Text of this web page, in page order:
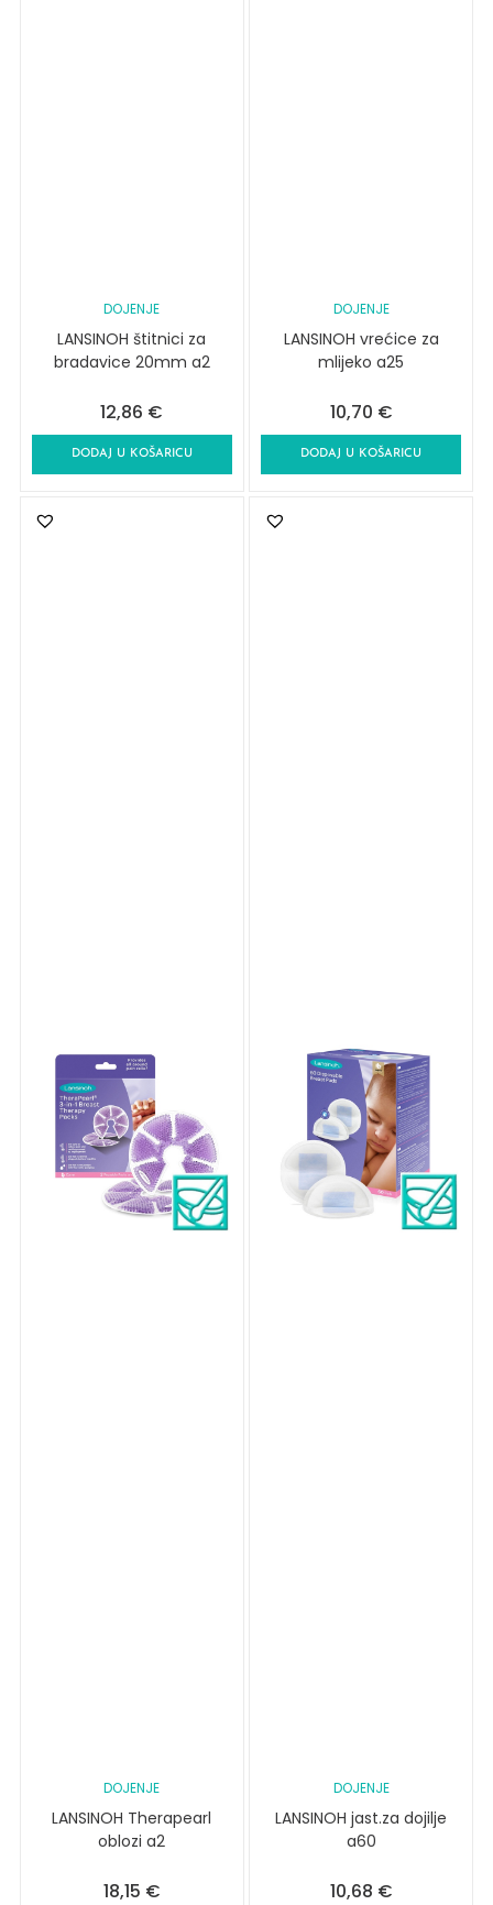
DOJENJE
LANSINOH štitnici za
bradavice 20mm a2
12,86 €
DODAJ U KOŠARICU
DOJENJE
LANSINOH vrećice za
mlijeko a25
10,70 €
DODAJ U KOŠARICU
DOJENJE
LANSINOH Therapearl
oblozi a2
18,15 €
DOJENJE
LANSINOH jast.za dojilje
a60
10,68 €